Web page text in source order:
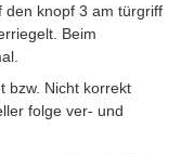
den knopf 3 am türgriff
Beim
bzw. Nicht korrekt
folge ver- und